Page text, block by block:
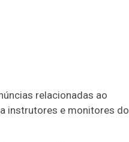
relacionadas ao
instrutores e monitores do